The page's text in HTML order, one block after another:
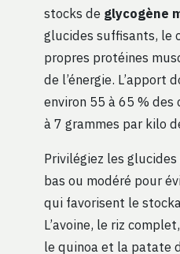
stocks de glycogène
glucides suffisants, le
propres protéines
de l’énergie. L’apport
environ 55 à 65 %
à 7 grammes par kilo
Privilégiez les
bas ou modéré pour
qui favorisent le
L’avoine, le riz
le quinoa et la patate